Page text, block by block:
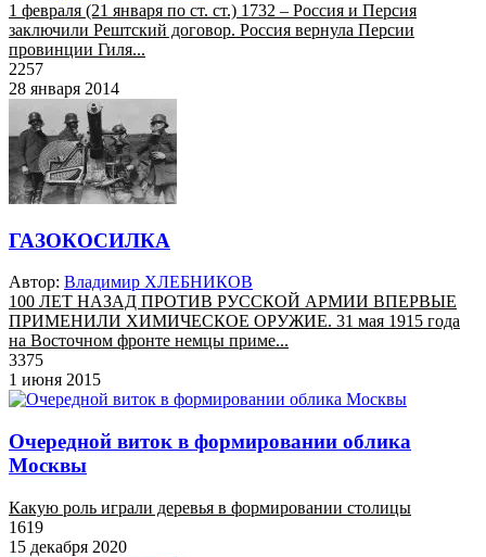
1 февраля (21 января по ст. ст.) 1732 – Россия и Персия
заключили Рештский договор. Россия вернула Персии
провинции Гиля...
2257
28 января 2014
ГАЗОКОСИЛКА
Автор: Владимир ХЛЕБНИКОВ
100 ЛЕТ НАЗАД ПРОТИВ РУССКОЙ АРМИИ ВПЕРВЫЕ
ПРИМЕНИЛИ ХИМИЧЕСКОЕ ОРУЖИЕ. 31 мая 1915 года
на Восточном фронте немцы приме...
3375
1 июня 2015
Очередной виток в формировании облика
Москвы
Какую роль играли деревья в формировании столицы
1619
15 декабря 2020